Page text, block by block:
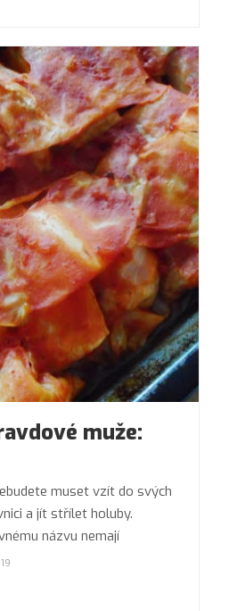
muže:
muset vzít do svých
a jít střílet holuby.
názvu nemají